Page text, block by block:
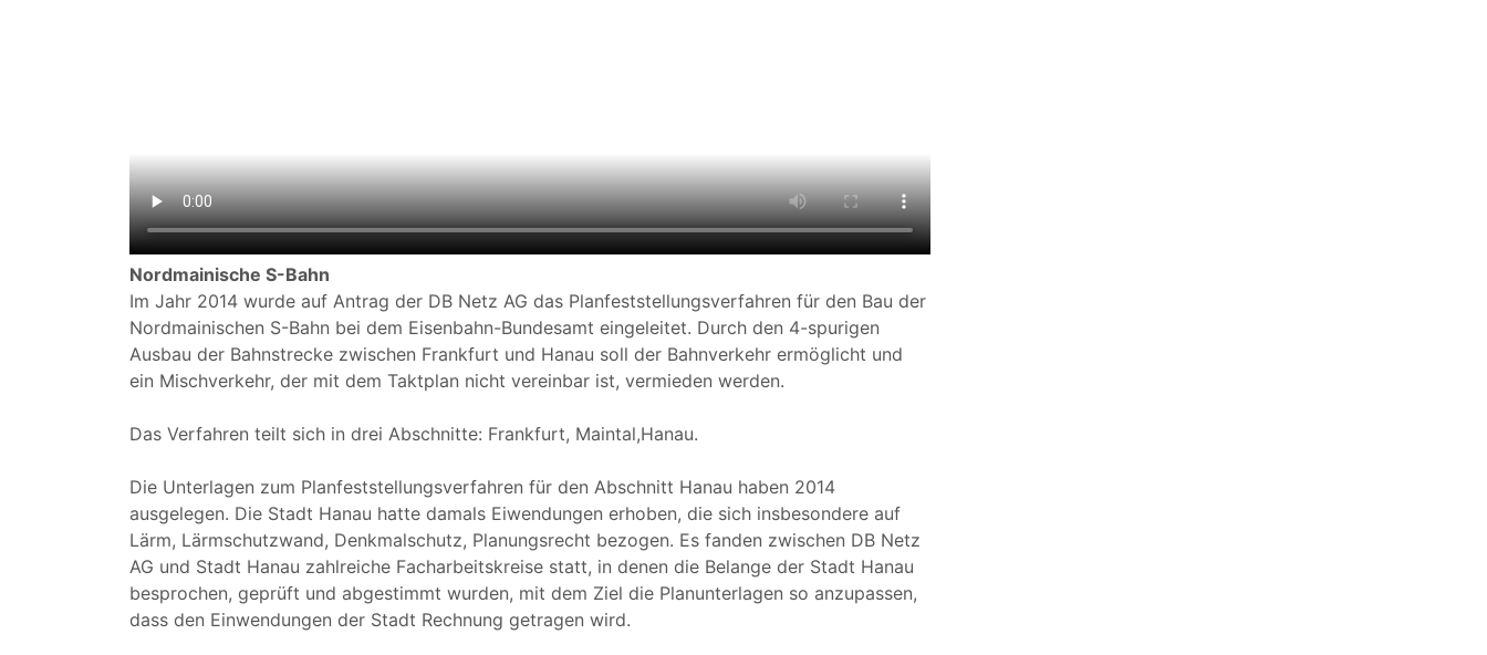
Nordmainische S-Bahn
Im Jahr 2014 wurde auf Antrag der DB Netz AG das Planfeststellungsverfahren für den Bau der
Nordmainischen S-Bahn bei dem Eisenbahn-Bundesamt eingeleitet. Durch den 4-spurigen
Ausbau der Bahnstrecke zwischen Frankfurt und Hanau soll der Bahnverkehr ermöglicht und
ein Mischverkehr, der mit dem Taktplan nicht vereinbar ist, vermieden werden.
Das Verfahren teilt sich in drei Abschnitte: Frankfurt, Maintal,Hanau.
Die Unterlagen zum Planfeststellungsverfahren für den Abschnitt Hanau haben 2014
ausgelegen. Die Stadt Hanau hatte damals Eiwendungen erhoben, die sich insbesondere auf
Lärm, Lärmschutzwand, Denkmalschutz, Planungsrecht bezogen. Es fanden zwischen DB Netz
AG und Stadt Hanau zahlreiche Facharbeitskreise statt, in denen die Belange der Stadt Hanau
besprochen, geprüft und abgestimmt wurden, mit dem Ziel die Planunterlagen so anzupassen,
dass den Einwendungen der Stadt Rechnung getragen wird.